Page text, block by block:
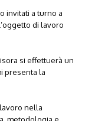
invitati a turno a
di lavoro
si effettuerà un
presenta la
nella